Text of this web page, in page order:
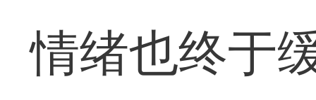
情绪也终于